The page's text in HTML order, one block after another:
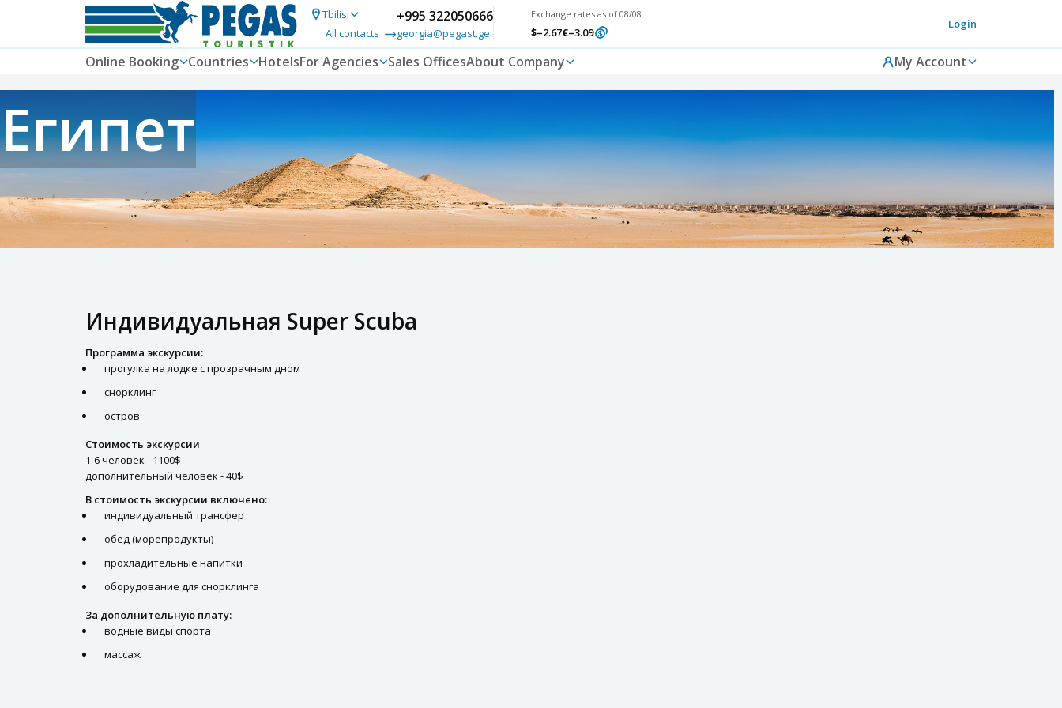
Tbilisi
All contacts
+995 322050666
georgia@pegast.ge
Exchange rates as of 08/08:
$=2.67€=3.09
Login
Online Booking Countries HotelsFor Agencies Sales OfficesAbout Company My Account
Египет
Индивидуальная Super Scuba
Программа экскурсии:
прогулка на лодке с прозрачным дном
снорклинг
остров
Стоимость экскурсии
1-6 человек - 1100$
дополнительный человек - 40$
В стоимость экскурсии включено:
индивидуальный трансфер
обед (морепродукты)
прохладительные напитки
оборудование для снорклинга
За дополнительную плату:
водные виды спорта
массаж